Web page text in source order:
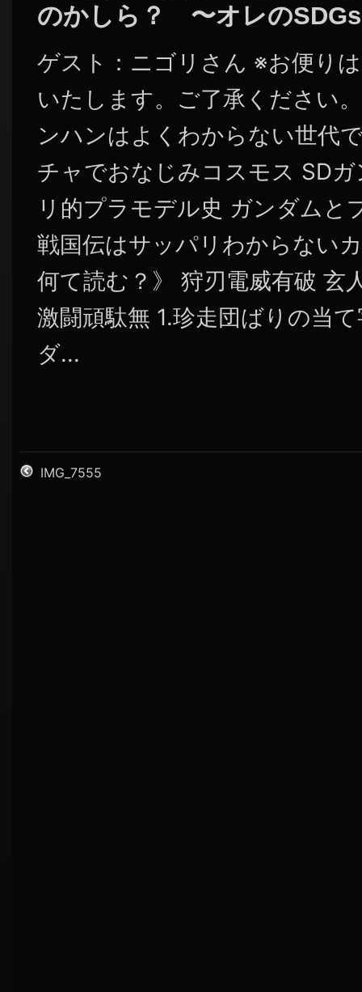
のかしら？ 〜オレの
ゲスト：ニゴリさん ※お便り
いたします。ご了承ください
ンハンはよくわからない世代
チャでおなじみコスモス SD
リ的プラモデル史 ガンダムと
戦国伝はサッパリわからない
何て読む？》 狩刃電威有破 玄
激闘頑駄無 1.珍走団ばりの当
ダ...
IMG_7555